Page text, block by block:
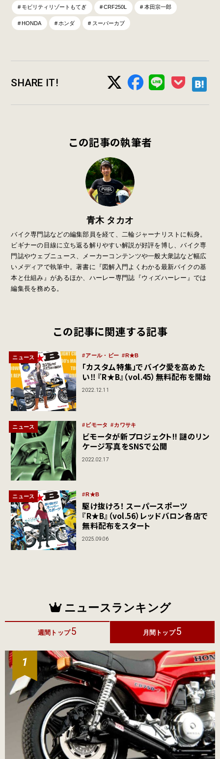
モビリティリゾートもてぎ CRF250L 本田宗一郎
HONDA ホンダ スーパーカブ
SHARE IT!
この記事の執筆者
青木 タカオ
バイク専門誌などの編集部員を経て、二輪ジャーナリストに転身。
ビギナーの目線に立ち返る解りやすい解説が好評を博し、バイク専
門誌やウェブニュース、メーカーコンテンツや一般大衆誌など幅広
いメディアで執筆中。著書に『図解入門よくわかる最新バイクの基
本と仕組み』があるほか、ハーレー専門誌『ウィズハーレー』では
編集長を務める。
この記事に関連する記事
ニュース アール・ビー R★B
「カスタム特集」でバイク愛を高めた
い‼ 『R★B』（vol.45）無料配布を開始
2022.12.11
ニュース ビモータ カワサキ
ビモータが新プロジェクト!! 謎のリン
ケージ写真をSNSで公開
2022.02.17
ニュース R★B
駆け抜けろ！ スーパースポーツ
『R★B』（vol.56）レッドバロン各店で
無料配布をスタート
2025.09.06
ニュースランキング
週間トップ5 月間トップ 5